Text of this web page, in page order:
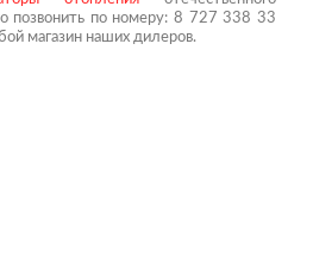
позвонить по номеру: 8 727 338 33
магазин наших дилеров.